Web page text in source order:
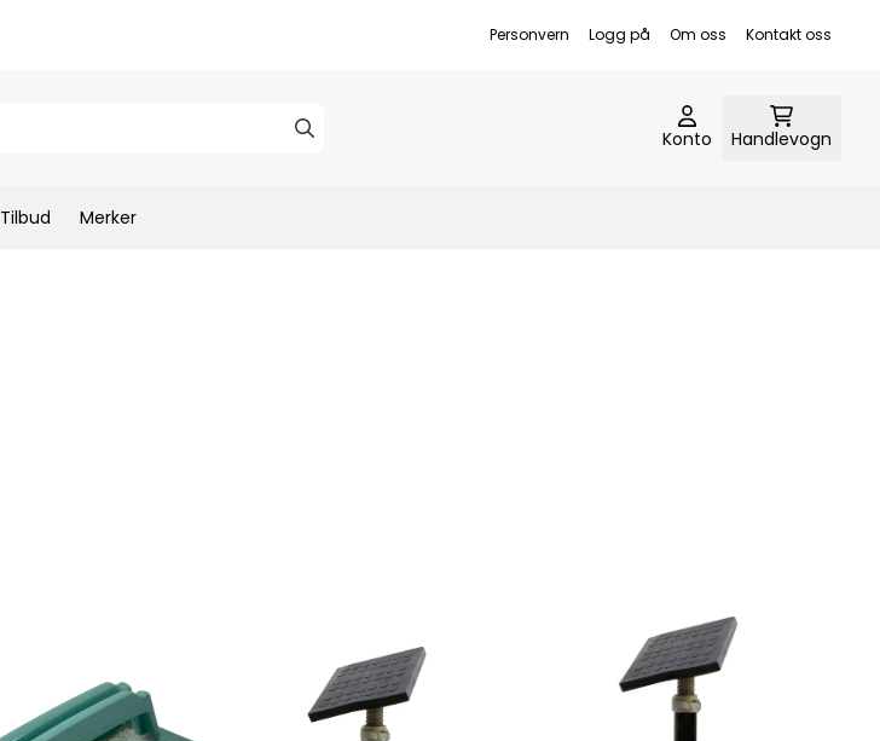
Personvern Logg på Om oss Kontakt oss
Konto Handlevogn
Tilbud Merker